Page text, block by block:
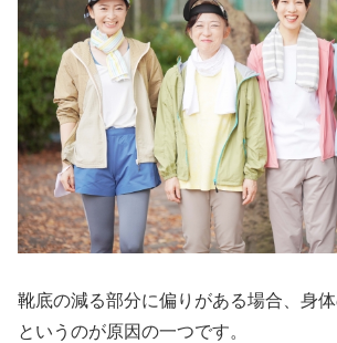
靴底の減る部分に偏りがある場合、身
というのが原因の一つです。